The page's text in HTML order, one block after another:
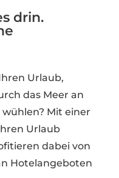
drin.
Urlaub,
das Meer an
Mit einer
Urlaub
dabei von
Hotelangeboten